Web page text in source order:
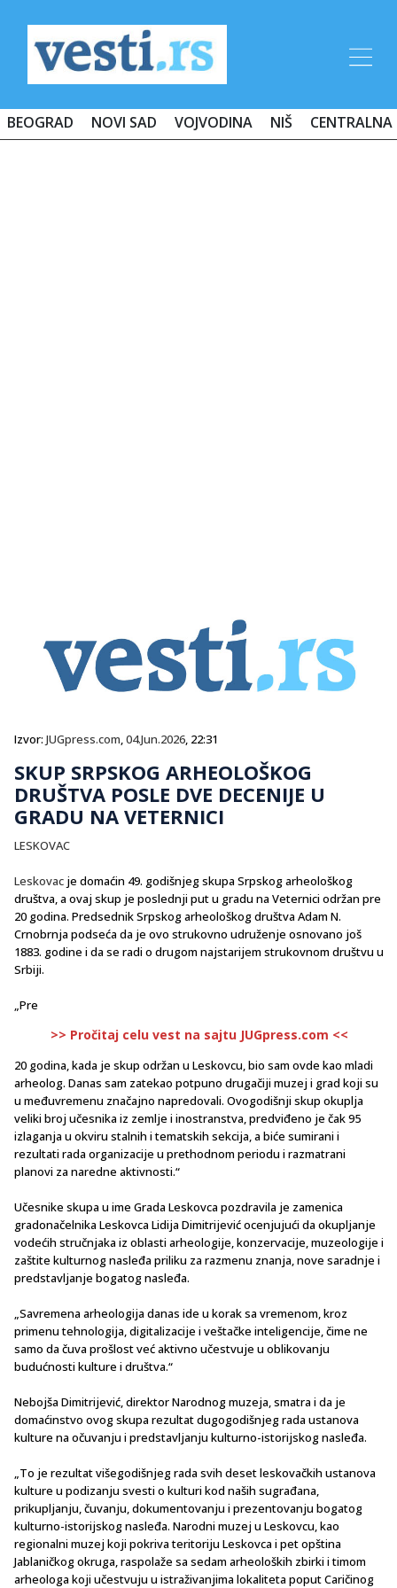
BEOGRAD NOVI SAD VOJVODINA NIŠ CENTRALNA
Izvor: JUGpress.com,04.Jun.2026, 22:31
SKUP SRPSKOG ARHEOLOŠKOG
DRUŠTVA POSLE DVE DECENIJE U
GRADU NA VETERNICI
LESKOVAC
Leskovac je domaćin 49. godišnjeg skupa Srpskog arheološkog
društva, a ovaj skup je poslednji put u gradu na Veternici održan pre
20 godina. Predsednik Srpskog arheološkog društva Adam N.
Crnobrnja podseća da je ovo strukovno udruženje osnovano još
1883. godine i da se radi o drugom najstarijem strukovnom društvu u
Srbiji.
„Pre
>> Pročitaj celu vest na sajtu JUGpress.com <<
20 godina, kada je skup održan u Leskovcu, bio sam ovde kao mladi
arheolog. Danas sam zatekao potpuno drugačiji muzej i grad koji su
u međuvremenu značajno napredovali. Ovogodišnji skup okuplja
veliki broj učesnika iz zemlje i inostranstva, predviđeno je čak 95
izlaganja u okviru stalnih i tematskih sekcija, a biće sumirani i
rezultati rada organizacije u prethodnom periodu i razmatrani
planovi za naredne aktivnosti.“
Učesnike skupa u ime Grada Leskovca pozdravila je zamenica
gradonačelnika Leskovca Lidija Dimitrijević ocenjujući da okupljanje
vodećih stručnjaka iz oblasti arheologije, konzervacije, muzeologije i
zaštite kulturnog nasleđa priliku za razmenu znanja, nove saradnje i
predstavljanje bogatog nasleđa.
„Savremena arheologija danas ide u korak sa vremenom, kroz
primenu tehnologija, digitalizacije i veštačke inteligencije, čime ne
samo da čuva prošlost već aktivno učestvuje u oblikovanju
budućnosti kulture i društva.“
Nebojša Dimitrijević, direktor Narodnog muzeja, smatra i da je
domaćinstvo ovog skupa rezultat dugogodišnjeg rada ustanova
kulture na očuvanju i predstavljanju kulturno-istorijskog nasleđa.
„To je rezultat višegodišnjeg rada svih deset leskovačkih ustanova
kulture u podizanju svesti o kulturi kod naših sugrađana,
prikupljanju, čuvanju, dokumentovanju i prezentovanju bogatog
kulturno-istorijskog nasleđa. Narodni muzej u Leskovcu, kao
regionalni muzej koji pokriva teritoriju Leskovca i pet opština
Jablaničkog okruga, raspolaže sa sedam arheoloških zbirki i timom
arheologa koji učestvuju u istraživanjima lokaliteta poput Caričinog